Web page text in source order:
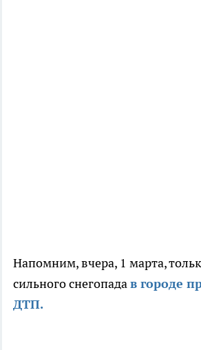
Напомним, вчера, 1 марта,
сильного снегопадав городе
ДТП.